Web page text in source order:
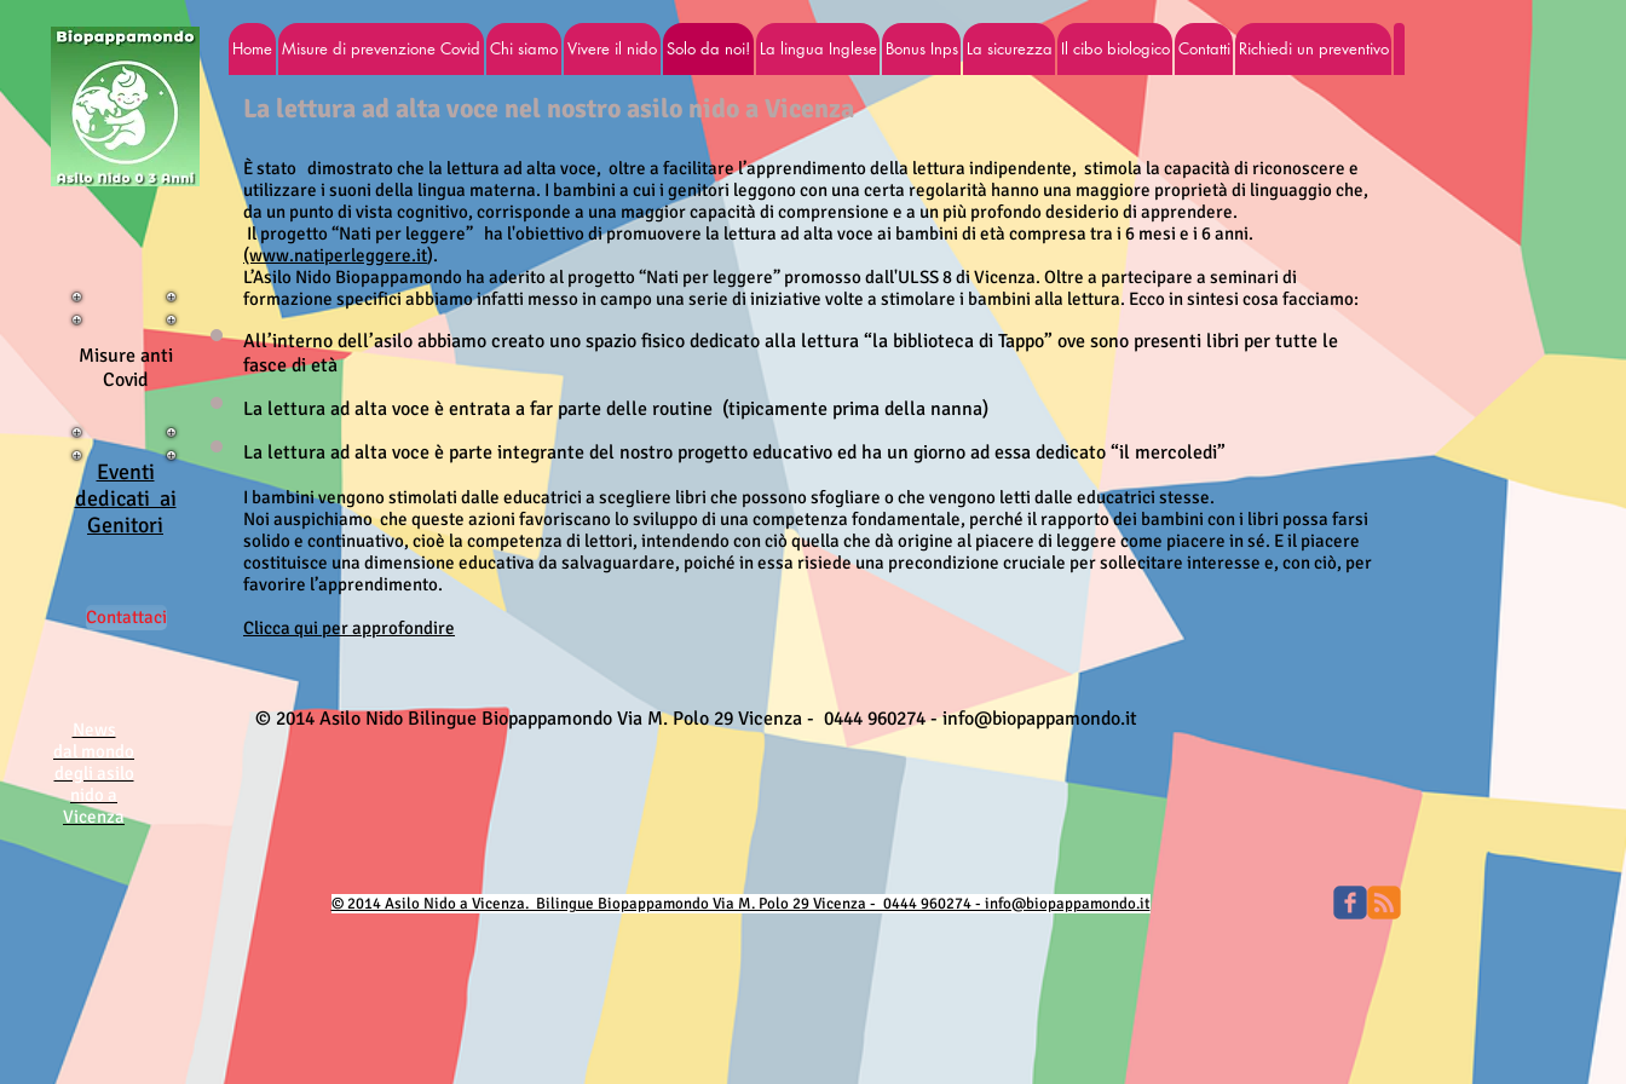
La lettura ad alta voce nel nostro asilo nido a Vicenza
È stato dimostrato che la lettura ad alta voce, oltre a facilitare l’apprendimento della lettura indipendente, stimola la capacità di riconoscere e
utilizzare i suoni della lingua materna. I bambini a cui i genitori leggono con una certa regolarità hanno una maggiore proprietà di linguaggio che,
da un punto di vista cognitivo, corrisponde a una maggior capacità di comprensione e a un più profondo desiderio di apprendere.
Il progetto “Nati per leggere” ha l'obiettivo di promuovere la lettura ad alta voce ai bambini di età compresa tra i 6 mesi e i 6 anni.
(www.natiperleggere.it).
L’Asilo Nido Biopappamondo ha aderito al progetto “Nati per leggere” promosso dall'ULSS 8 di Vicenza. Oltre a partecipare a seminari di
formazione specifici abbiamo infatti messo in campo una serie di iniziative volte a stimolare i bambini alla lettura. Ecco in sintesi cosa facciamo:
All’interno dell’asilo abbiamo creato uno spazio fisico dedicato alla lettura “la biblioteca di Tappo” ove sono presenti libri per tutte le
fasce di età
La lettura ad alta voce è entrata a far parte delle routine (tipicamente prima della nanna)
La lettura ad alta voce è parte integrante del nostro progetto educativo ed ha un giorno ad essa dedicato “il mercoledi”
I bambini vengono stimolati dalle educatrici a scegliere libri che possono sfogliare o che vengono letti dalle educatrici stesse.
Noi auspichiamo che queste azioni favoriscano lo sviluppo di una competenza fondamentale, perché il rapporto dei bambini con i libri possa farsi
solido e continuativo, cioè la competenza di lettori, intendendo con ciò quella che dà origine al piacere di leggere come piacere in sé. E il piacere
costituisce una dimensione educativa da salvaguardare, poiché in essa risiede una precondizione cruciale per sollecitare interesse e, con ciò, per
favorire l’apprendimento.
Clicca qui per approfondire
© 2014 Asilo Nido Bilingue Biopappamondo Via M. Polo 29 Vicenza - 0444 960274 -info@biopappamondo.it
Home Misure di prevenzione Covid Chi siamo Vivere il nido Solo da noi! La lingua Inglese Bonus Inps La sicurezza Il cibo biologico Contatti Richiedi un preventivo
Contattaci
News
dal mondo
degli asilo
nido a
Vicenza
Eventi
dedicati ai
Genitori
Misure anti
Covid
© 2014 Asilo Nido a Vicenza. Bilingue Biopappamondo Via M. Polo 29 Vicenza - 0444 960274 - info@biopappamondo.it